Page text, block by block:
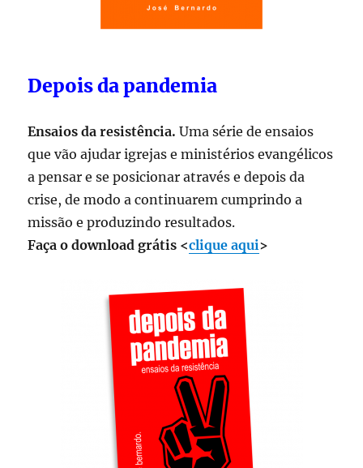
Depois da pandemia
Ensaios da resistência.Uma série de ensaios
que vão ajudar igrejas e ministérios evangélicos
a pensar e se posicionar através e depois da
crise, de modo a continuarem cumprindo a
missão e produzindo resultados.
Faça o download grátis <clique aqui>